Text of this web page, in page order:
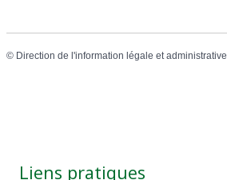
© Direction de l'information légale et administrative
Liens pratiques